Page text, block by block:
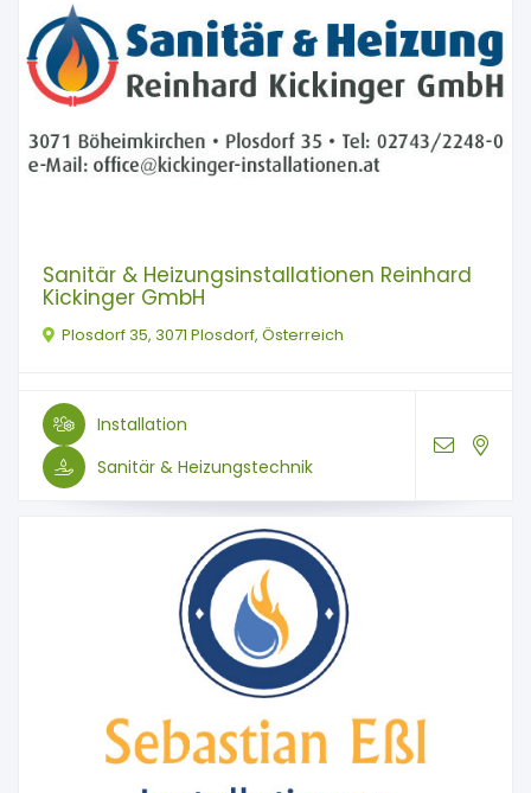
Sanitär & Heizungsinstallationen Reinhard
Kickinger GmbH
Plosdorf 35, 3071 Plosdorf, Österreich
Installation
Sanitär & Heizungstechnik